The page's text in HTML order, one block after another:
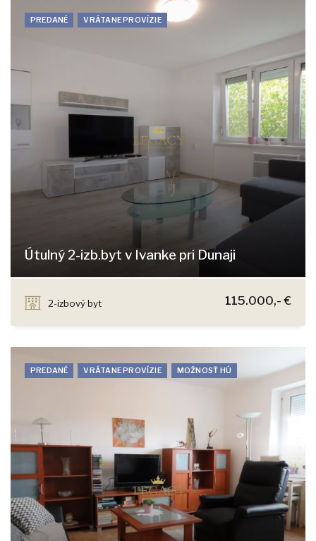
PREDANÉ VRÁTANE PROVÍZIE
Útulný 2-izb.byt v Ivanke pri Dunaji
2-izbový byt
115.000,- €
PREDANÉ VRÁTANE PROVÍZIE MOŽNOSŤ HÚ